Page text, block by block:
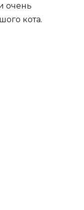
очень
кота.